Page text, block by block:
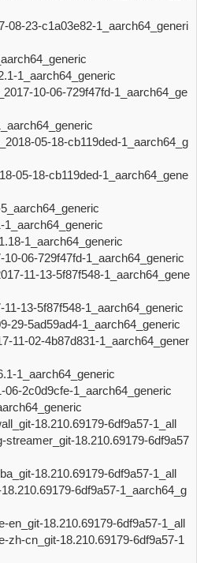
08-23-c1a03e82-1_aarch64_generi
1_aarch64_generic
10-06-729f47fd-1_aarch64_ge
05-18-cb119ded-1_aarch64_g
05-18-cb119ded-1_aarch64_gene
1_aarch64_generic
1_aarch64_generic
10-06-729f47fd-1_aarch64_generic
11-13-5f87f548-1_aarch64_gene
11-13-5f87f548-1_aarch64_generic
29-5ad59ad4-1_aarch64_generic
11-02-4b87d831-1_aarch64_gener
1_aarch64_generic
06-2c0d9cfe-1_aarch64_generic
18.210.69179-6df9a57-1_all
streamer_git-18.210.69179-6df9a57
18.210.69179-6df9a57-1_all
6df9a57-1_aarch64_g
en_git-18.210.69179-6df9a57-1_all
zh-cn_git-18.210.69179-6df9a57-1